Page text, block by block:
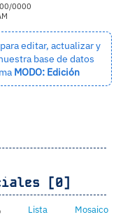
0000
editar, actualizar y
base de datos
MODO: Edición
[0]
Lista Mosaico